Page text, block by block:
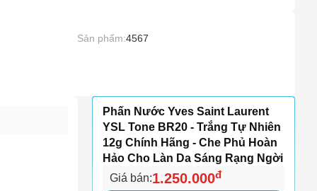
Sản phẩm:4567
Phấn Nước Yves Saint Laurent
YSL Tone BR20 - Trắng Tự Nhiên
12g Chính Hãng - Che Phủ Hoàn
Hảo Cho Làn Da Sáng Rạng Ngời
Giá bán:1.250.000đ